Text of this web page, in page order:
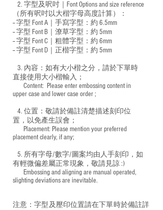
2. 字型及呎吋｜ Font Options and size reference
（所有呎吋以大楷字母高度計算）：
-- 字型 Font A｜手寫字型：約 6.5mm
-- 字型 Font B｜潦草字型： 約 5mm
-- 字型 Font C｜粗體字型：約 6mm
-- 字型 Font D｜正楷字型： 約 5mm
3. 內容：如有大小楷之分，請於下單時
直接使用大小楷輸入；
​ Content: Please enter embossing content in
upper case and lower case order ;
4. 位置：敬請於備註清楚描述刻印位
置，以免產生誤會；
​ Placement: Please mention your preferred
placement clearly, if any;
5. 所有字母/數字/圖案均由人手刻印，如
有輕微偏差屬正常現象，敬請見諒 :)
​ Embossing and aligning are manual operated,
slighting deviations are inevitable.
注意：字型及壓印位置請在下單時於備註詳